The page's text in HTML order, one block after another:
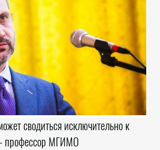
сводиться исключительно к
профессор МГИМО